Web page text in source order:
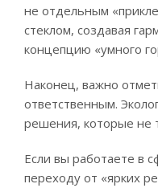
не отдельным
стеклом, создавая
концепцию «умного
Наконец, важно
ответственным.
решения, которые не
Если вы работаете в
переходу от «ярких